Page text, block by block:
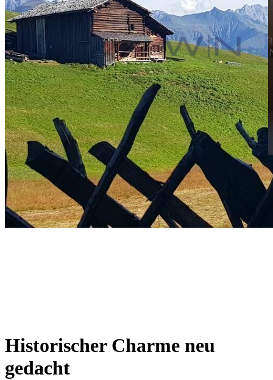
Historischer Charme neu
gedacht